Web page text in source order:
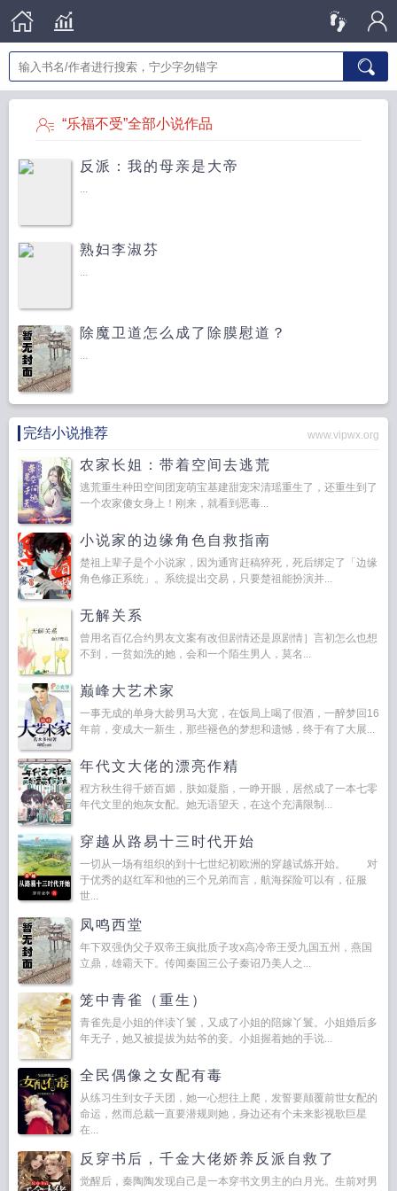
“乐福不受”全部小说作品
反派：我的母亲是大帝
...
熟妇李淑芬
...
除魔卫道怎么成了除膜慰道？
...
完结小说推荐 www.vipwx.org
农家长姐：带着空间去逃荒
逃荒重生种田空间团宠萌宝基建甜宠宋清瑶重生了，还重生到了
一个农家傻女身上！刚来，就看到恶毒...
小说家的边缘角色自救指南
楚祖上辈子是个小说家，因为通宵赶稿猝死，死后绑定了「边缘
角色修正系统」。系统提出交易，只要楚祖能扮演并...
无解关系
曾用名百亿合约男友文案有改但剧情还是原剧情］言初怎么也想
不到，一贫如洗的她，会和一个陌生男人，莫名...
巅峰大艺术家
一事无成的单身大龄男马大宽，在饭局上喝了假酒，一醉梦回16
年前，变成大一新生，那些褪色的梦想和遗憾，终于有了大展...
年代文大佬的漂亮作精
程方秋生得千娇百媚，肤如凝脂，一睁开眼，居然成了一本七零
年代文里的炮灰女配。她无语望天，在这个充满限制...
穿越从路易十三时代开始
一切从一场有组织的到十七世纪初欧洲的穿越试炼开始。 对
于优秀的赵红军和他的三个兄弟而言，航海探险可以有，征服
世...
凤鸣西堂
年下双强伪父子双帝王疯批质子攻x高冷帝王受九国五州，燕国
立鼎，雄霸天下。传闻秦国三公子秦诏乃美人之...
笼中青雀（重生）
青雀先是小姐的伴读丫鬟，又成了小姐的陪嫁丫鬟。小姐婚后多
年无子，她又被提拔为姑爷的妾。小姐握着她的手说...
全民偶像之女配有毒
从练习生到女子天团，她一心想往上爬，发誓要颠覆前世女配的
命运，然而总裁一直要潜规则她，身边还有个未来影视歌巨星
在...
反穿书后，千金大佬娇养反派自救了
觉醒后，秦陶陶发现自己是一本穿书文男主的白月光。生前对男